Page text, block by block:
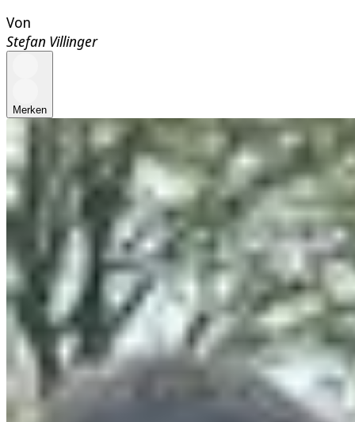
Von
Stefan Villinger
Merken